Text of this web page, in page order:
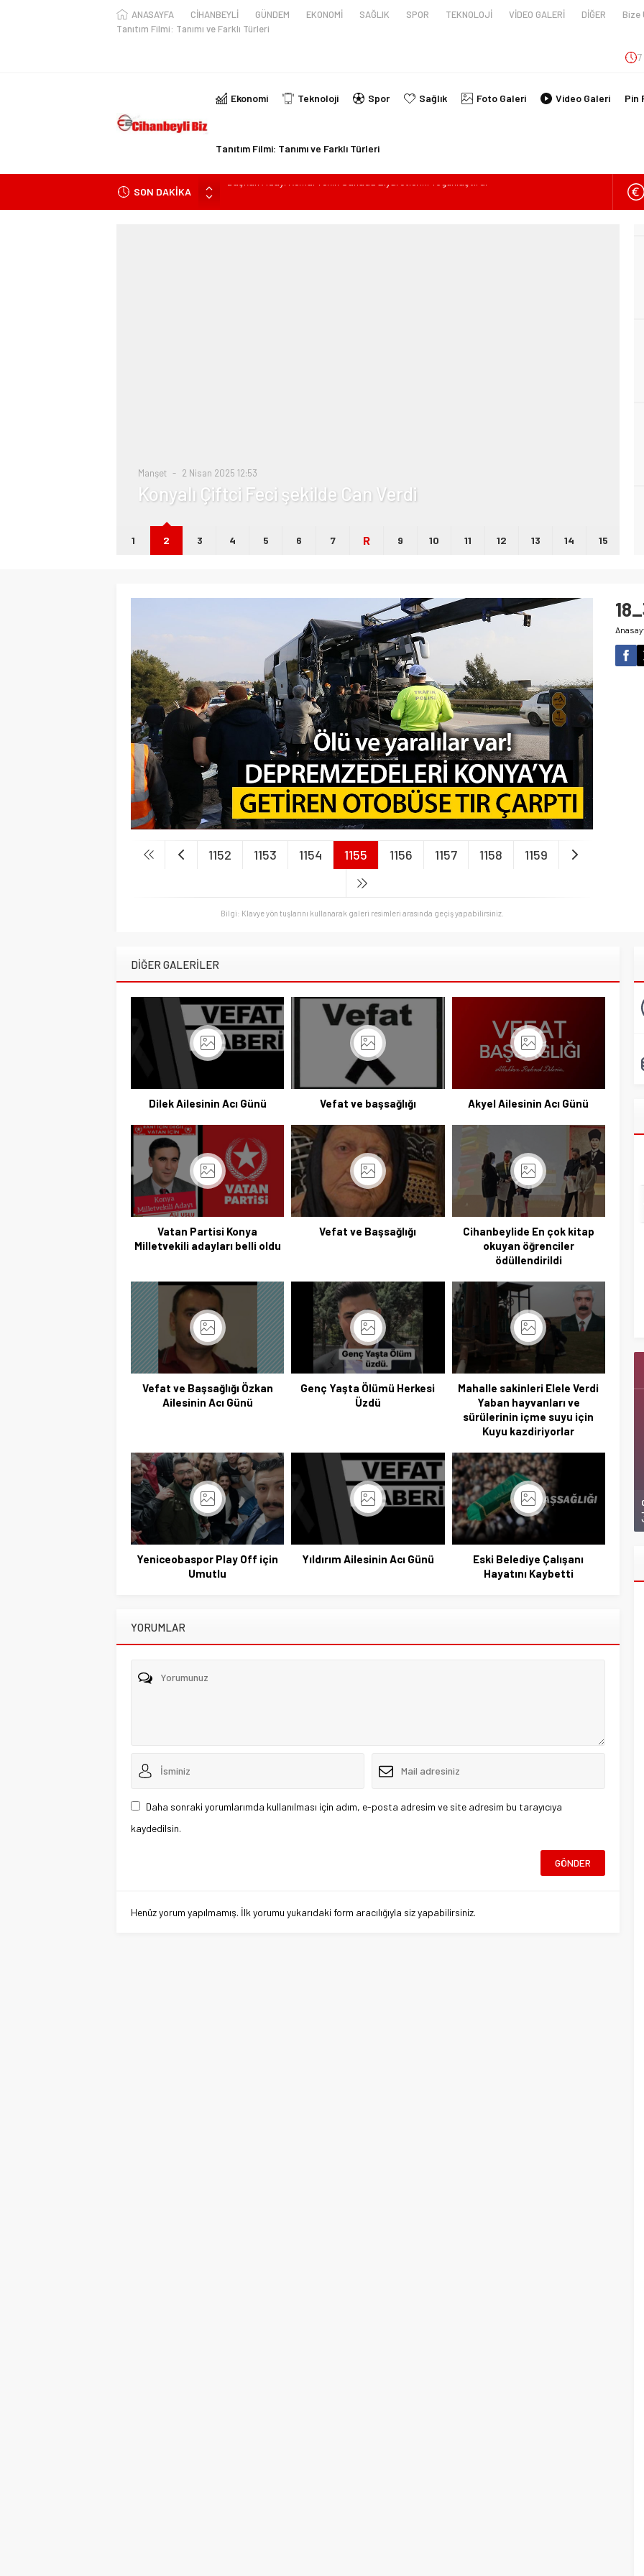
ANASAYFA CİHANBEYLİ GÜNDEM EKONOMİ SAĞLIK SPOR TEKNOLOJİ VİDEO GALERİ DİĞER Bize
Tanıtım Filmi: Tanımı ve Farklı Türleri
7
Ekonomi Teknoloji Spor Sağlık Foto Galeri Video Galeri Pin
Tanıtım Filmi: Tanımı ve Farklı Türleri
SON DAKİKA
Konyalı Çiftci Feci şekilde Can Verdi
Konya’da araçta oksijen tüpünün patlaması sonucu hayatını kaybeden biri bebek 2 kişi
Manşet 2 Nisan 2025 12:53
Konyalı Çiftci Feci şekilde Can Verdi
1 2 3 4 5 6 7 R 9 10 11 12 13 14 15
1152 1153 1154 1155 1156 1157 1158 1159
Bilgi: Klavye yön tuşlarını kullanarak galeri resimleri arasında geçiş yapabilirsiniz.
DİĞER GALERİLER
Dilek Ailesinin Acı Günü Vefat ve başsağlığı Akyel Ailesinin Acı Günü
Vatan Partisi Konya
Milletvekili adayları belli oldu
Vefat ve Başsağlığı
Cihanbeylide En çok kitap
okuyan öğrenciler
ödüllendirildi
Vefat ve Başsağlığı Özkan
Ailesinin Acı Günü
Genç Yaşta Ölümü Herkesi
Üzdü
Mahalle sakinleri Elele Verdi
Yaban hayvanları ve
sürülerinin içme suyu için
Kuyu kazdiriyorlar
Yeniceobaspor Play Off için
Umutlu
Yıldırım Ailesinin Acı Günü
Eski Belediye Çalışanı
Hayatını Kaybetti
YORUMLAR
Daha sonraki yorumlarımda kullanılması için adım, e-posta adresim ve site adresim bu tarayıcıya
kaydedilsin.
Henüz yorum yapılmamış. İlk yorumu yukarıdaki form aracılığıyla siz yapabilirsiniz.
Ziyaretlerini Yoğunlaştırdı